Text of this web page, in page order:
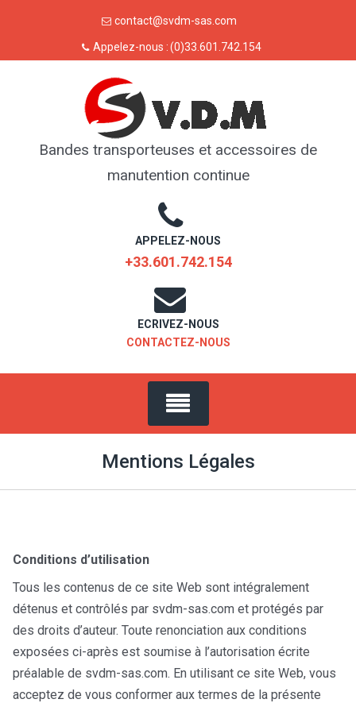
contact@svdm-sas.com
Appelez-nous :(0)33.601.742.154
Bandes transporteuses et accessoires de
manutention continue
APPELEZ-NOUS
+33.601.742.154
ECRIVEZ-NOUS
CONTACTEZ-NOUS
Mentions Légales
Conditions d’utilisation
Tous les contenus de ce site Web sont intégralement
détenus et contrôlés par svdm-sas.com et protégés par
des droits d’auteur. Toute renonciation aux conditions
exposées ci-après est soumise à l’autorisation écrite
préalable de svdm-sas.com. En utilisant ce site Web, vous
acceptez de vous conformer aux termes de la présente